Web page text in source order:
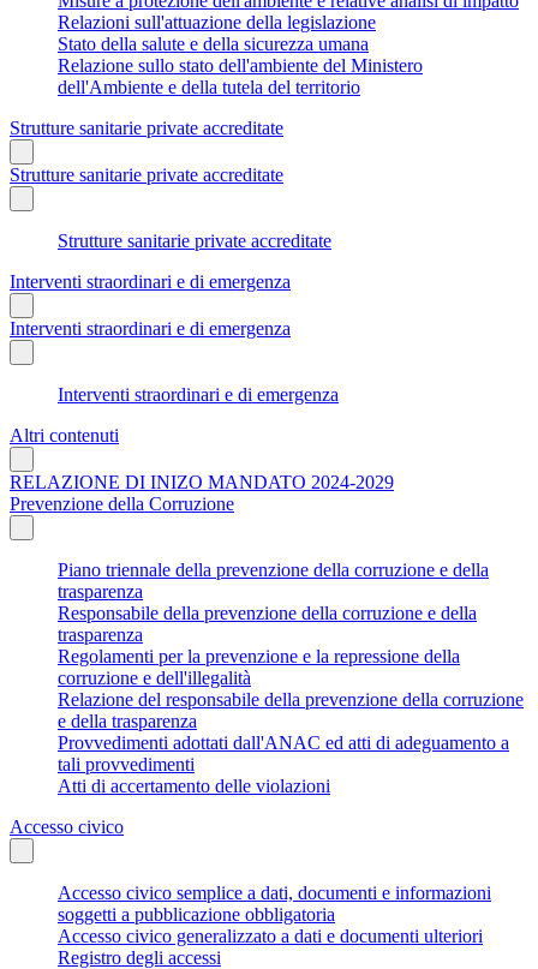
Relazioni sull'attuazione della legislazione
Stato della salute e della sicurezza umana
Relazione sullo stato dell'ambiente del Ministero
dell'Ambiente e della tutela del territorio
Strutture sanitarie private accreditate
Strutture sanitarie private accreditate
Strutture sanitarie private accreditate
Interventi straordinari e di emergenza
Interventi straordinari e di emergenza
Interventi straordinari e di emergenza
Altri contenuti
RELAZIONE DI INIZO MANDATO 2024-2029
Prevenzione della Corruzione
Piano triennale della prevenzione della corruzione e della
trasparenza
Responsabile della prevenzione della corruzione e della
trasparenza
Regolamenti per la prevenzione e la repressione della
corruzione e dell'illegalità
Relazione del responsabile della prevenzione della corruzione
e della trasparenza
Provvedimenti adottati dall'ANAC ed atti di adeguamento a
tali provvedimenti
Atti di accertamento delle violazioni
Accesso civico
Accesso civico semplice a dati, documenti e informazioni
soggetti a pubblicazione obbligatoria
Accesso civico generalizzato a dati e documenti ulteriori
Registro degli accessi